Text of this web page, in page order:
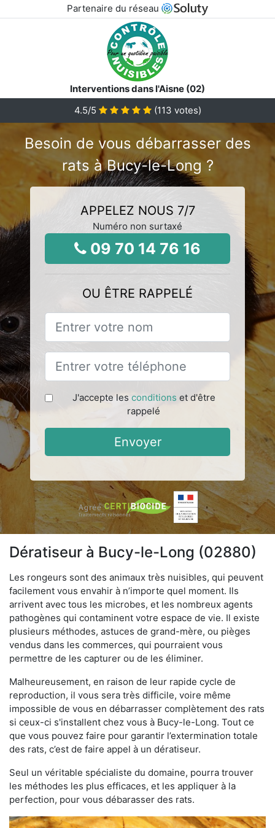
Partenaire du réseau
Interventions dans l'Aisne (02)
4.5/5 (113 votes)
Besoin de vous débarrasser des
rats à Bucy-le-Long ?
APPELEZ NOUS 7/7
Numéro non surtaxé
09 70 14 76 16
OU ÊTRE RAPPELÉ
J'accepte les conditions et d'être
rappelé
Envoyer
Dératiseur à Bucy-le-Long (02880)
Les rongeurs sont des animaux très nuisibles, qui peuvent
facilement vous envahir à n’importe quel moment. Ils
arrivent avec tous les microbes, et les nombreux agents
pathogènes qui contaminent votre espace de vie. Il existe
plusieurs méthodes, astuces de grand-mère, ou pièges
vendus dans les commerces, qui pourraient vous
permettre de les capturer ou de les éliminer.
Malheureusement, en raison de leur rapide cycle de
reproduction, il vous sera très difficile, voire même
impossible de vous en débarrasser complètement des rats
si ceux-ci s'installent chez vous à Bucy-le-Long. Tout ce
que vous pouvez faire pour garantir l’extermination totale
des rats, c’est de faire appel à un dératiseur.
Seul un véritable spécialiste du domaine, pourra trouver
les méthodes les plus efficaces, et les appliquer à la
perfection, pour vous débarasser des rats.